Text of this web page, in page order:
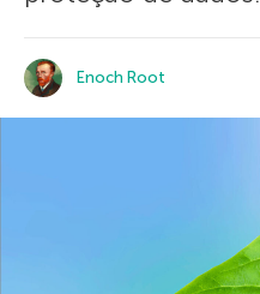
Enoch Root